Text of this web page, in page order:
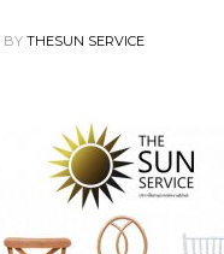
BY THESUN SERVICE